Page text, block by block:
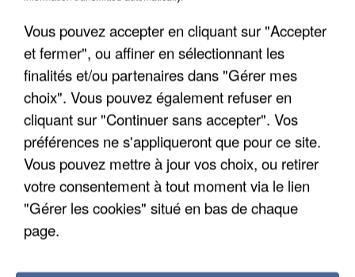
découverte d’un enfant de...
Trois personnes ont été placées en garde à vue.
Vous pouvez accepter en cliquant sur "Accepter
et fermer", ou affiner en sélectionnant les
finalités et/ou partenaires dans "Gérer mes
choix". Vous pouvez également refuser en
cliquant sur "Continuer sans accepter". Vos
préférences ne s'appliqueront que pour ce site.
Vous pouvez mettre à jour vos choix, ou retirer
votre consentement à tout moment via le lien
"Gérer les cookies" situé en bas de chaque
page.